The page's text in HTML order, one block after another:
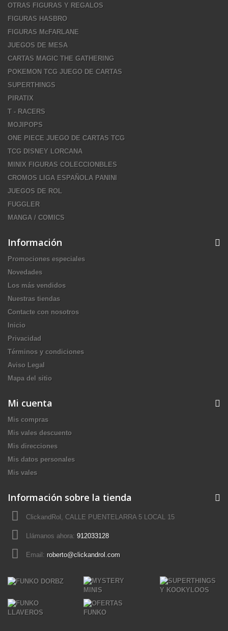
OTRAS FIGURAS Y REGALOS
FIGURAS HASBRO
FIGURAS McFARLANE
JUEGOS DE MESA
CARTAS MAGIC THE GATHERING
POKEMON TCG JUEGO DE CARTAS
SUPERTHINGS
PIRATIX
T - RACERS
MOJIPOPS
ONE PIECE JUEGO DE CARTAS TCG
TCG DISNEY LORCANA
MINIX FIGURAS COLECCIONBLES
CROMOS LIGA ESPAÑOLA PANINI
JUEGOS DE ROL
FUGGLER
MANGA / COMICS
Información
Promociones especiales
Novedades
Los más vendidos
Nuestras tiendas
Contacte con nosotros
Inicio
Privacidad
Términos y condiciones
Aviso Legal
Mapa del sitio
Mi cuenta
Mis compras
Mis vales descuento
Mis direcciones
Mis datos personales
Mis vales
Información sobre la tienda
ClickandRol, CALLE PUENTELARRA 5 LOCAL 15
Llámanos ahora: 912033128
Email: roberto@clickandrol.com